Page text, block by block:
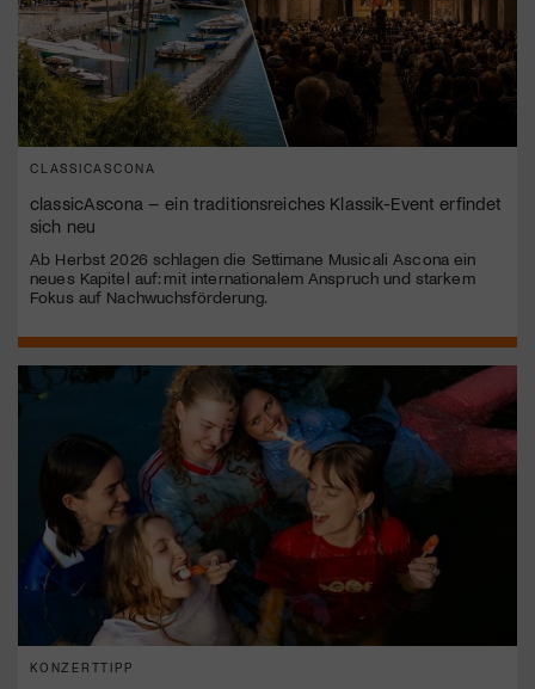
CLASSICASCONA
classicAscona – ein traditionsreiches Klassik-Event erfindet
sich neu
Ab Herbst 2026 schlagen die Settimane Musicali Ascona ein
neues Kapitel auf: mit internationalem Anspruch und starkem
Fokus auf Nachwuchsförderung.
KONZERTTIPP